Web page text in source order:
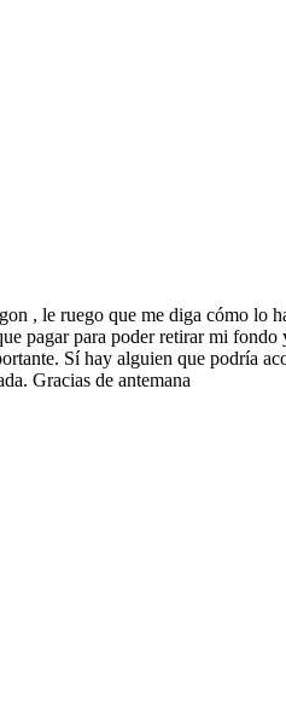
, le ruego que me diga cómo
pagar para poder retirar mi
Sí hay alguien que podría
Gracias de antemana